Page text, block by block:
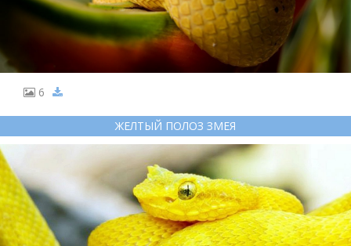
6
ЖЕЛТЫЙ ПОЛОЗ ЗМЕЯ